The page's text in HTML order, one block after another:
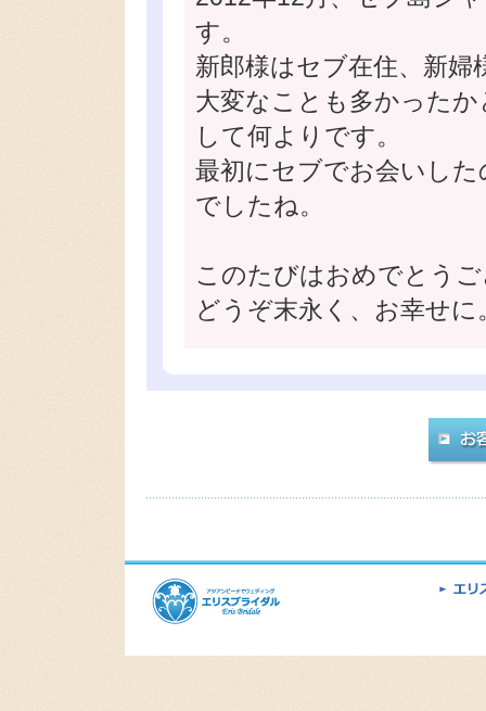
す。
新郎様はセブ在住、新婦
大変なことも多かった
して何よりです。
最初にセブでお会いし
でしたね。
このたびはおめでとう
どうぞ末永く、お幸せに